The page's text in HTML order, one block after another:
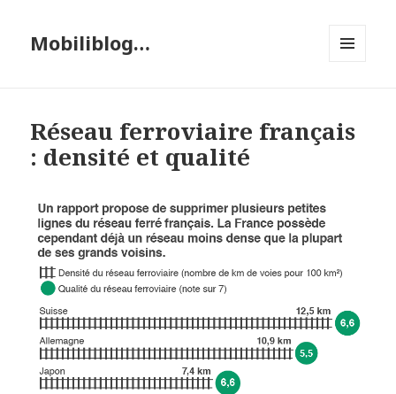
Mobiliblog…
Réseau ferroviaire français
: densité et qualité